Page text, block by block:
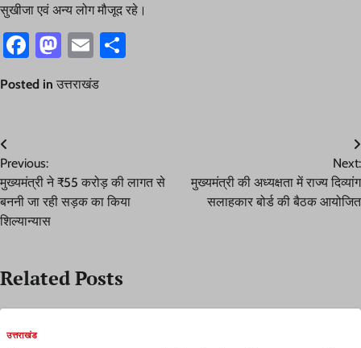
सुखीजा एवं अन्य लोग मौजूद रहे।
Facebook
Mastodon
Email
Posted in उत्तराखंड
Post
navigation
Previous:
मुख्यमंत्री ने ₹55 करोड़ की लागत से
बननी जा रही सड़क का किया
शिल्यान्यास
Next:
मुख्यमंत्री की अध्यक्षता में राज्य दिव्यांग
सलाहकार बोर्ड की बैठक आयोजित
Related Posts
उत्तराखंड